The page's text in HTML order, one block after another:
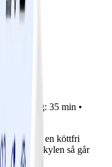
Tillagning: 35 min •
smaker i en köttfri
låt stå i kylen så går